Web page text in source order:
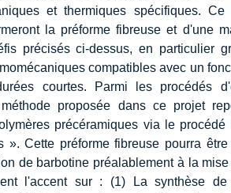
et thermiques spécifiques.
la préforme fibreuse et d'une
précisés ci-dessus, en particulier
compatibles avec un
courtes. Parmi les procédés
proposée dans ce projet
précéramiques via le procédé
». Cette préforme fibreuse pourra
de barbotine préalablement à la mise
l'accent sur : (1) La synthèse de